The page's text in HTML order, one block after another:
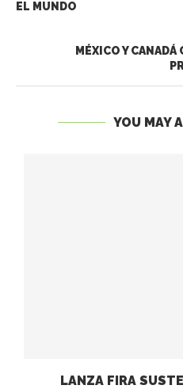
EL MUNDO
MÉXICO Y CANADÁ
YOU MAY
LANZA FIRA